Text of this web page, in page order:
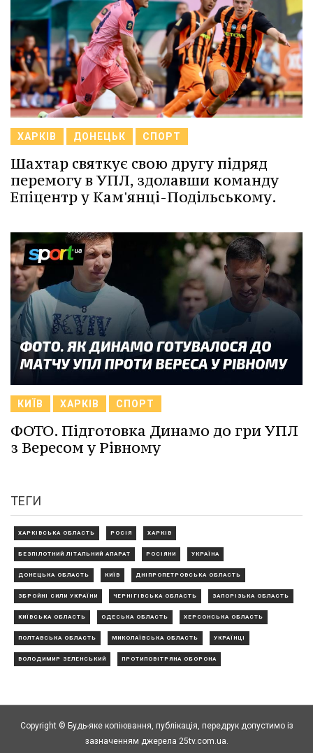
ХАРКІВ ДОНЕЦЬК СПОРТ
Шахтар святкує свою другу підряд
перемогу в УПЛ, здолавши команду
Епіцентр у Кам'янці-Подільському.
КИЇВ ХАРКІВ СПОРТ
ФОТО. Підготовка Динамо до гри УПЛ
з Вересом у Рівному
ТЕГИ
ХАРКІВСЬКА ОБЛАСТЬ РОСІЯ ХАРКІВ
БЕЗПІЛОТНИЙ ЛІТАЛЬНИЙ АПАРАТ РОСІЯНИ УКРАЇНА
ДОНЕЦЬКА ОБЛАСТЬ КИЇВ ДНІПРОПЕТРОВСЬКА ОБЛАСТЬ
ЗБРОЙНІ СИЛИ УКРАЇНИ ЧЕРНІГІВСЬКА ОБЛАСТЬ ЗАПОРІЗЬКА ОБЛАСТЬ
КИЇВСЬКА ОБЛАСТЬ ОДЕСЬКА ОБЛАСТЬ ХЕРСОНСЬКА ОБЛАСТЬ
ПОЛТАВСЬКА ОБЛАСТЬ МИКОЛАЇВСЬКА ОБЛАСТЬ УКРАЇНЦІ
ВОЛОДИМИР ЗЕЛЕНСЬКИЙ ПРОТИПОВІТРЯНА ОБОРОНА
Copyright © Будь-яке копiювання, публiкацiя, передрук допустимо із
зазначенням джерела 25tv.com.ua.